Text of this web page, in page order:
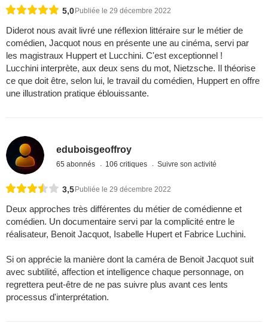
5,0Publiée le 29 décembre 2022
Diderot nous avait livré une réflexion littéraire sur le métier de
comédien, Jacquot nous en présente une au cinéma, servi par
les magistraux Huppert et Lucchini. C'est exceptionnel !
Lucchini interprète, aux deux sens du mot, Nietzsche. Il théorise
ce que doit être, selon lui, le travail du comédien, Huppert en offre
une illustration pratique éblouissante.
eduboisgeoffroy
65 abonnés 106 critiques Suivre son activité
3,5 Publiée le 29 décembre 2022
Deux approches très différentes du métier de comédienne et
comédien. Un documentaire servi par la complicité entre le
réalisateur, Benoit Jacquot, Isabelle Hupert et Fabrice Luchini.
Si on apprécie la manière dont la caméra de Benoit Jacquot suit
avec subtilité, affection et intelligence chaque personnage, on
regrettera peut-être de ne pas suivre plus avant ces lents
processus d'interprétation.